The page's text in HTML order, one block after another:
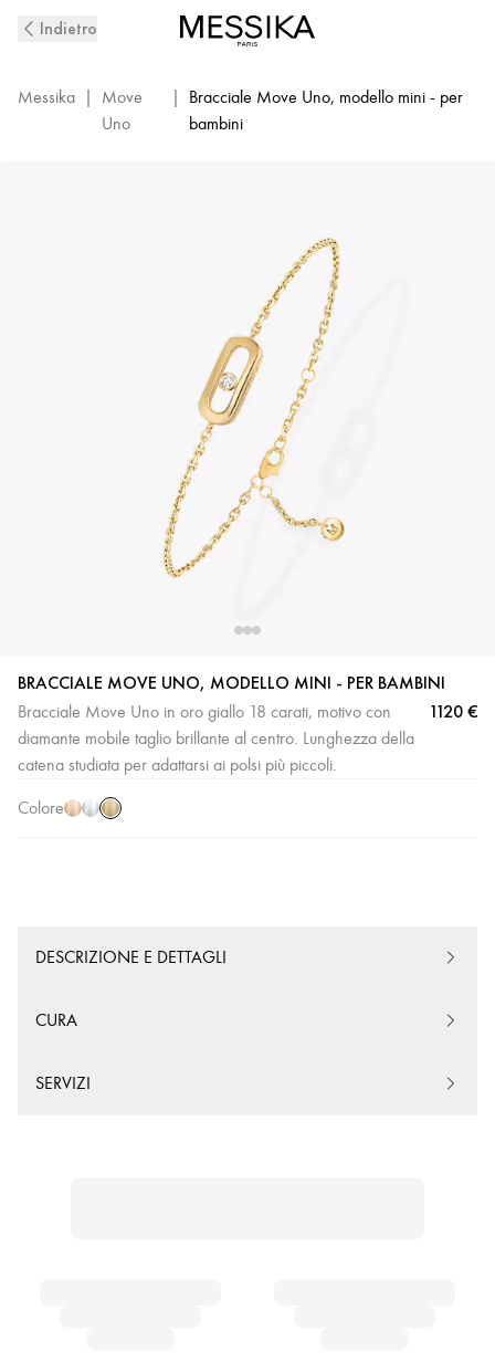
per
Indietro
Messika |
Move
Uno
|
Bracciale Move Uno, modello mini - per
bambini
BRACCIALE MOVE UNO, MODELLO MINI - PER BAMBINI
Bracciale Move Uno in oro giallo 18 carati, motivo con
diamante mobile taglio brillante al centro. Lunghezza della
catena studiata per adattarsi ai polsi più piccoli.
1120 €
Colore
Oro
rosa
Oro
bianco
Oro
giallo
DESCRIZIONE E DETTAGLI
CURA
SERVIZI